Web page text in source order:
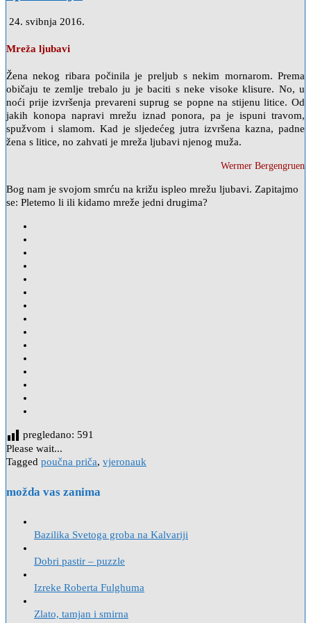
24. svibnja 2016.
Mreža ljubavi
Žena nekog ribara počinila je preljub s nekim mornarom. Prema
običaju te zemlje trebalo ju je baciti s neke visoke klisure. No, u
noći prije izvršenja prevareni suprug se popne na stijenu litice. Od
jakih konopa napravi mrežu iznad ponora, pa je ispuni travom,
spužvom i slamom. Kad je sljedećeg jutra izvršena kazna, padne
žena s litice, no zahvati je mreža ljubavi njenog muža.
Wermer Bergengruen
Bog nam je svojom smrću na križu ispleo mrežu ljubavi. Zapitajmo
se: Pletemo li ili kidamo mreže jedni drugima?
pregledano: 591
Please wait...
Tagged poučna priča, vjeronauk
možda vas zanima
Bazilika Svetoga groba na Kalvariji
Dobri pastir – puzzle
Izreke Roberta Fulghuma
Zlato, tamjan i smirna